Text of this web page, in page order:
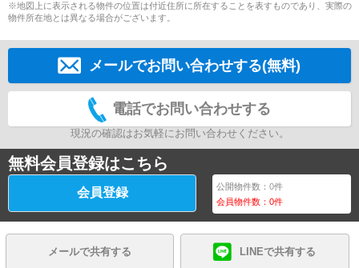
※地図上に表示される物件の位置は付近住所に所在することを表すものであり、実際の
物件所在地とは異なる場合がございます。
メールでお問い合わせする(無料)
電話でお問い合わせする
現況の確認はお気軽にお問い合わせください。
無料会員登録はこちら
会員登録 公開物件数：0件
会員物件数：0件
メールで共有する LINEで共有する